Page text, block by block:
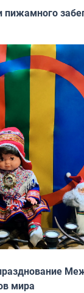
пижамного
мира